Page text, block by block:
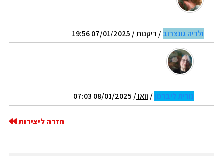
ולריה גונצרוב/ ריקנות/ 07/01/2025 19:56
נורית ליברמן/ וואו/ 08/01/2025 07:03
חזרה ליצירות